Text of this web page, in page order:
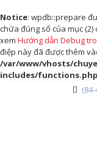
Notice: wpdb::prepare
chứa đúng số của mục
xem Hướng dẫn Debug
điệp này đã được thêm
/var/www/vhosts/
includes/functions.php